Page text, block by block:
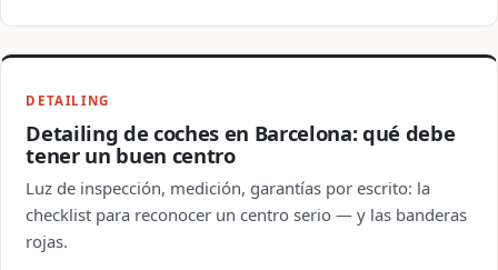
DETAILING
Detailing de coches en Barcelona: qué debe
tener un buen centro
Luz de inspección, medición, garantías por escrito: la
checklist para reconocer un centro serio — y las banderas
rojas.